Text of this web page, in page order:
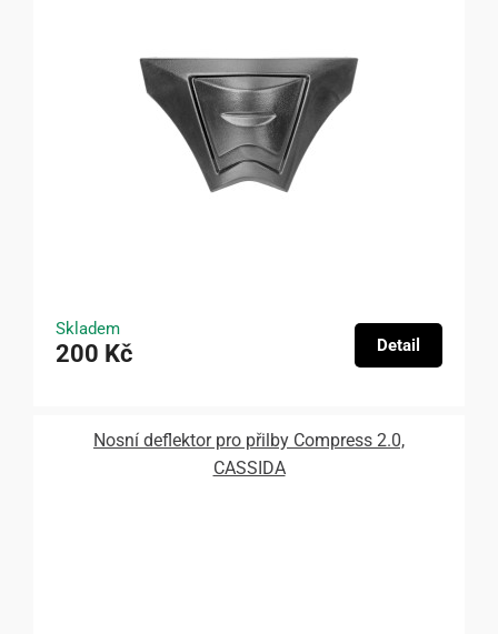
Skladem
200 Kč Detail
Nosní deflektor pro přilby Compress 2.0,
CASSIDA